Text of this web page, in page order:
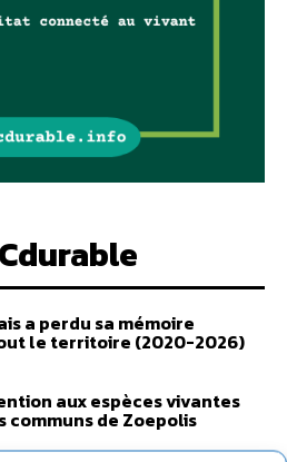
a perdu sa mémoire
le territoire (2020-2026)
aux espèces vivantes
communs de Zoepolis